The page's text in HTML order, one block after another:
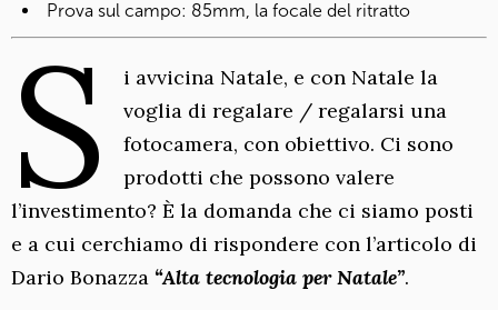
Prova sul campo: 85mm, la focale del ritratto
S
i avvicina Natale, e con Natale la
voglia di regalare / regalarsi una
fotocamera, con obiettivo. Ci sono
prodotti che possono valere
l’investimento? È la domanda che ci siamo posti
e a cui cerchiamo di rispondere con l’articolo di
Dario Bonazza “Alta tecnologia per Natale”.